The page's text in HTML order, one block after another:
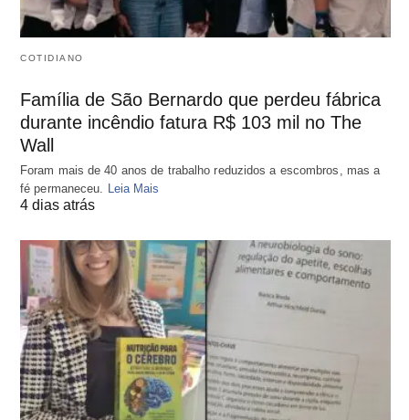
COTIDIANO
Família de São Bernardo que perdeu fábrica
durante incêndio fatura R$ 103 mil no The
Wall
Foram mais de 40 anos de trabalho reduzidos a escombros, mas a
fé permaneceu. Leia Mais
4 dias atrás